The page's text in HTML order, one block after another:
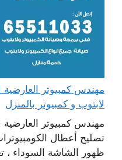
لابتوب و كمبيوتر بالمنزل
مهندس كمبيوتر
تصليح أعطال
ظهور الشاشة السوداء